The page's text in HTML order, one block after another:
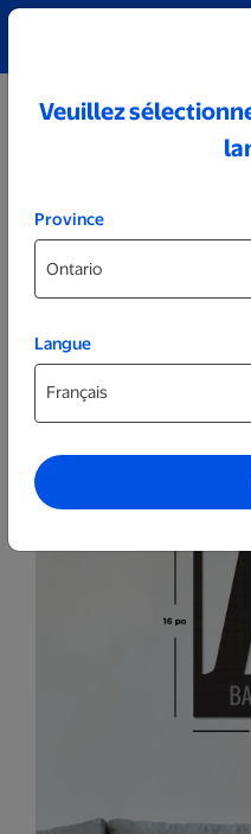
Décorations murales
B classique
Veuillez
Province
Langue